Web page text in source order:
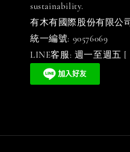
sustainability.
有木有國際股份有限公
統一編號: 90576069
LINE客服: 週一至週五 [